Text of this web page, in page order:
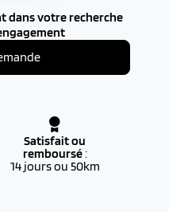
dans votre recherche
Satisfait ou
remboursé:
14 jours ou 50km